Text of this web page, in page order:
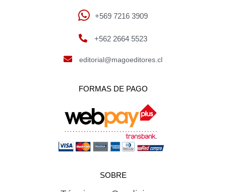
+569 7216 3909
+562 2664 5523
editorial@magoeditores.cl
FORMAS DE PAGO
SOBRE